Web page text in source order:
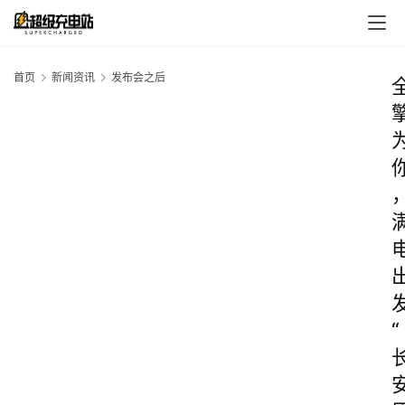
首页 新闻资讯 发布会之后
“